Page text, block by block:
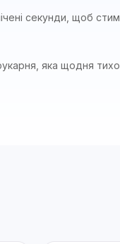
секунди, щоб
яка щодня